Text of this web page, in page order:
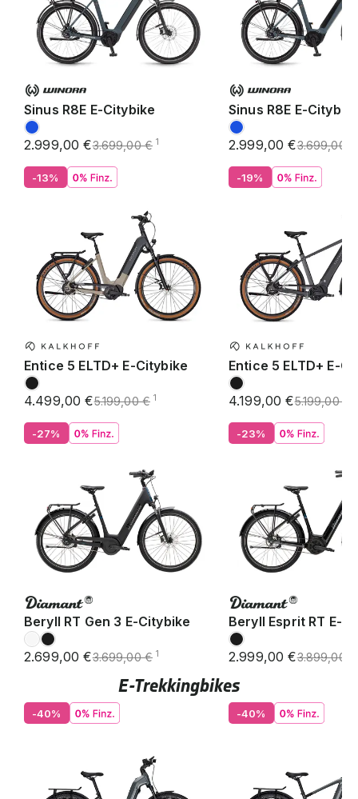
Sinus R8E E-Citybike
2.999,00 €3.699,00 € 1
Sinus R8E E-
2.999,00 €3.699,00 €
-13%
Entice 5 ELTD+ E-Citybike
4.499,00 €5.199,00 € 1
-19%
Entice 5 ELTD+ E-
4.199,00 €5.199,00 €
-27%
Beryll RT Gen 3 E-Citybike
2.699,00 €3.699,00 € 1
-23%
Beryll Esprit RT E-
2.999,00 €3.899,00 €
E-Trekkingbikes
-40% -40%